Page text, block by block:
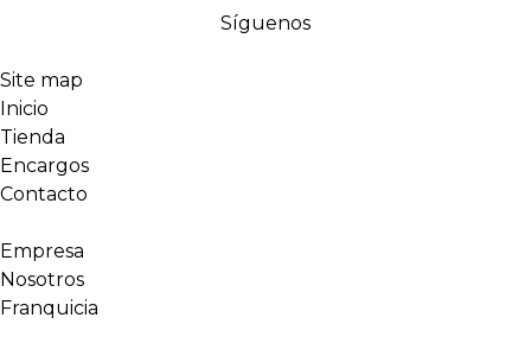
Síguenos
Site map
Inicio
Tienda
Encargos
Contacto
Empresa
Nosotros
Franquicia